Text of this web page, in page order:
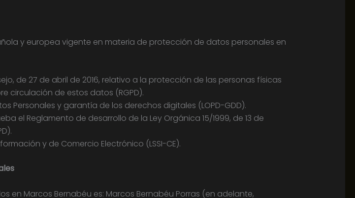
y europea vigente en materia de protección de datos personales en
de 27 de abril de 2016, relativo a la protección de las personas físicas
circulación de estos datos (RGPD).
Personales y garantía de los derechos digitales (LOPD-GDD).
el Reglamento de desarrollo de la Ley Orgánica 15/1999, de 13 de
y de Comercio Electrónico (LSSI-CE).
en Marcos Bernabéu es: Marcos Bernabéu Porras (en adelante,